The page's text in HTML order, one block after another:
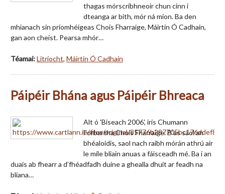
thagas mórscríbhneoir chun cinn i
dteanga ar bith, mór ná mion. Ba den
mhianach sin príomhéigeas Chois Fharraige, Máirtín Ó Cadhain,
gan aon cheist. Pearsa mhór…
Téamaí:Litríocht, Máirtín Ó Cadhain
Páipéir Bhána agus Páipéir Bhreaca
Alt ó 'Biseach 2006', iris Chumann
Forbartha Chois Fharraige. B’as saol an
bhéaloidis, saol nach raibh mórán athrú air
le míle bliain anuas a fáisceadh mé. Ba í an
duais ab fhearr a d’fhéadfadh duine a ghealla dhuit ar feadh na
bliana…